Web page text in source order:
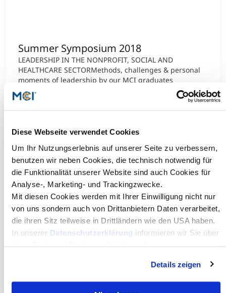
Diese Webseite verwendet Cookies
Um Ihr Nutzungserlebnis auf unserer Seite zu verbessern,
benutzen wir neben Cookies, die technisch notwendig für
die Funktionalität unserer Website sind auch Cookies für
Analyse-, Marketing- und Trackingzwecke.
Mit diesen Cookies werden mit Ihrer Einwilligung nicht nur
von uns sondern auch von Drittanbietern Daten verarbeitet,
die ihren Sitz teilweise in Drittländern wie den USA haben.
In unserer Datenschutzerklärung informieren wir Sie über
Details zeigen
Summer Symposium 2018
LEADERSHIP IN THE NONPROFIT, SOCIAL AND
HEALTHCARE SECTORMethods, challenges & personal
moments of leadership by our MCI graduates
Mehr dazu
Best Practice | Doing Business in
Central and Eastern Europe